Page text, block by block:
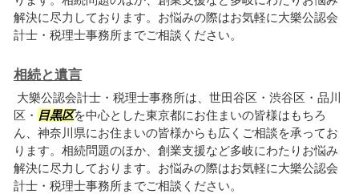
解決に尽力しております。お悩みの際はお気軽に大樂公認会
計士・税理士事務所までご相談ください。
相続と遺言
大樂公認会計士・税理士事務所は、世田谷区・渋谷区・品川
区・ 目黒区を中心とした東京都にお住まいの皆様はもちろ
ん、神奈川県にお住まいの皆様からも広くご相談を承ってお
ります。相続問題のほか、創業支援など多岐にわたりお悩み
解決に尽力しております。お悩みの際はお気軽に大樂公認会
計士・税理士事務所までご相談ください。